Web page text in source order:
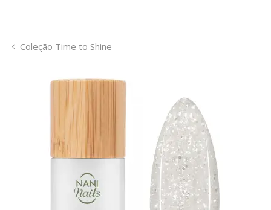
Coleção Time to Shine